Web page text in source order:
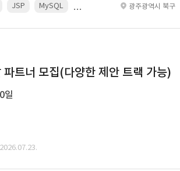
JSP MySQL Spring광주광역시 북구
트너 모집(다양한 제안 트랙 가능)
일